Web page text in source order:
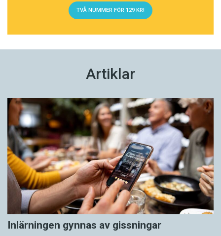
TVÅ NUMMER FÖR 129 KR!
Artiklar
Inlärningen gynnas av gissningar